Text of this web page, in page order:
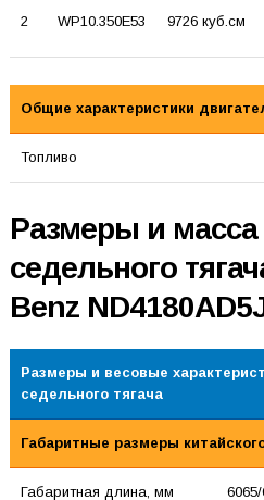
2 WP10.350E53 9726 куб.см
Общие характеристики
Топливо
Размеры и масса
седельного
Benz
Размеры и весовые
седельного тягача
Габаритные размеры
Габаритная длина, мм